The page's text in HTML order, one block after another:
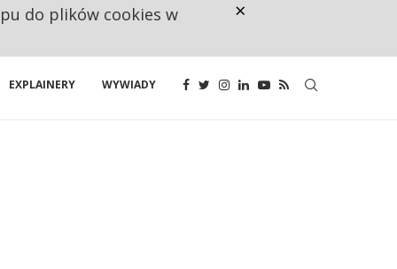
EXPLAINERY WYWIADY
do plików cookies w ×